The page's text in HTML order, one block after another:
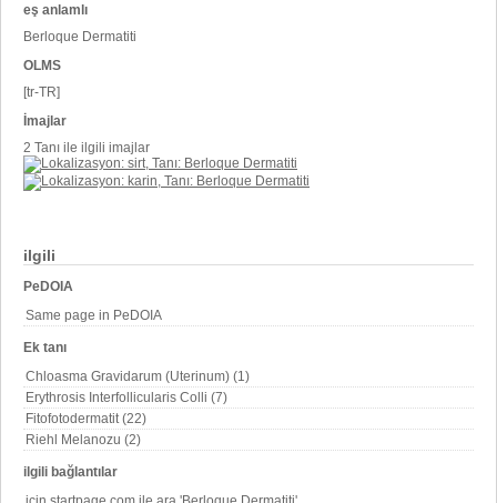
ilgili
PeDOIA
Same page in PeDOIA
Ek tanı
Chloasma Gravidarum (Uterinum) (1)
Erythrosis Interfollicularis Colli (7)
Fitofotodermatit (22)
Riehl Melanozu (2)
ilgili bağlantılar
eş anlamlı
Berloque Dermatiti
OLMS
[tr-TR]
İmajlar
2 Tanı ile ilgili imajlar